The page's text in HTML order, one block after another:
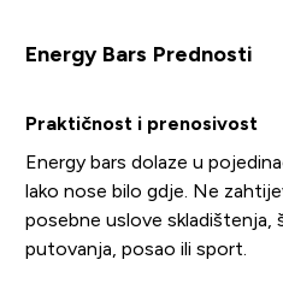
Energy Bars Prednosti
Praktičnost i prenosivost
Energy bars dolaze u
lako nose bilo gdje. Ne
posebne uslove skladištenja,
putovanja, posao ili sport.